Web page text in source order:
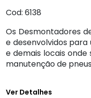
Cod: 6138
Os Desmontadores
e desenvolvidos para
e demais locais
manutenção de
Ver Detalhes